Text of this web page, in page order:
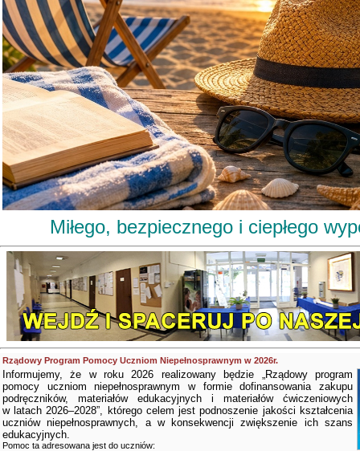
Miłego, bezpiecznego i ciepłego
Rządowy Program Pomocy Uczniom Niepełnosprawnym w 2026r.
Informujemy, że w roku 2026 realizowany będzie „Rządowy program
pomocy uczniom niepełnosprawnym w formie dofinansowania zakupu
podręczników, materiałów edukacyjnych i materiałów ćwiczeniowych
w latach 2026–2028”, którego celem jest podnoszenie jakości kształcenia
uczniów niepełnosprawnych, a w konsekwencji zwiększenie ich szans
edukacyjnych.
Pomoc ta adresowana jest do uczniów: